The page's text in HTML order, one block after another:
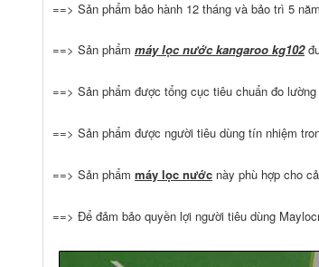
==> Sản phẩm bảo hành 12 tháng và bảo trì 5 năm
==> Sản phẩm máy lọc nước kangaroo kg102
==> Sản phẩm được tổng cục tiêu chuẩn đo
==> Sản phẩm được người tiêu dùng tín nhiệm
==> Sản phẩm máy lọc nước này phù hợp cho
==> Để đảm bảo quyền lợi người tiêu dùng